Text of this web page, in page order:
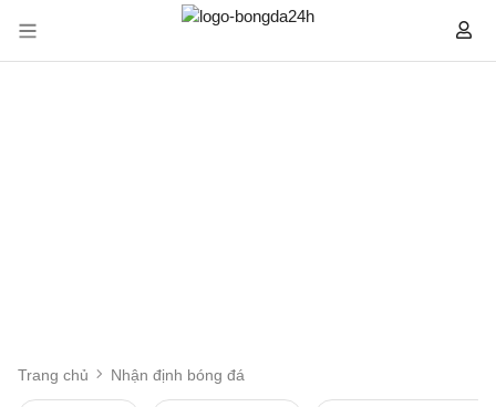
Trang chủ Nhận định bóng đá